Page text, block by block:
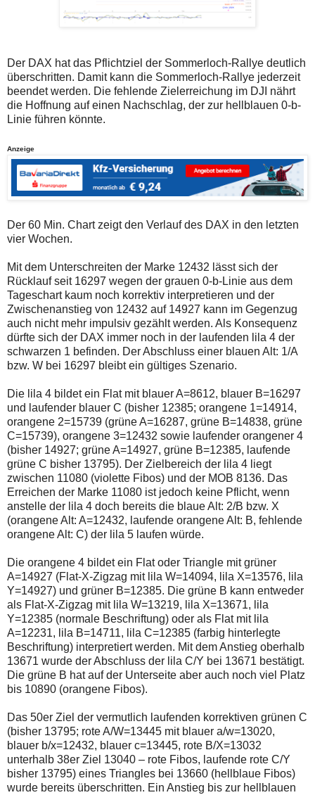
Verstösse
oder
ein
Missbrauch
der
Kommentarfunktion
sein.
Sie
Ihre
Browsereinstellungen
oder
Ihre
und
versuchen
Sie
zu
einem
späteren
Zeitpunkt
noch
einmal.
Sollte
das
Problem
weiterbestehen
ich
um
Kontaktaufnahme
per
Mail
robbys-
elliottwellen@online.de.
Bis
zur
Lösung
des
Problems
sind
die
auf
der
Plattform
wallstreet-
online.de
verfügbar.
auf
der
Plattform
wallstreet-
online.de
verfügbar.
Der DAX hat das Pflichtziel der Sommerloch-Rallye deutlich
überschritten. Damit kann die Sommerloch-Rallye jederzeit
beendet werden. Die fehlende Zielerreichung im DJI nährt
die Hoffnung auf einen Nachschlag, der zur hellblauen 0-b-
Linie führen könnte.
Anzeige
Der 60 Min. Chart zeigt den Verlauf des DAX in den letzten
vier Wochen.
Mit dem Unterschreiten der Marke 12432 lässt sich der
Rücklauf seit 16297 wegen der grauen 0-b-Linie aus dem
Tageschart kaum noch korrektiv interpretieren und der
Zwischenanstieg von 12432 auf 14927 kann im Gegenzug
auch nicht mehr impulsiv gezählt werden. Als Konsequenz
dürfte sich der DAX immer noch in der laufenden lila 4 der
schwarzen 1 befinden. Der Abschluss einer blauen Alt: 1/A
bzw. W bei 16297 bleibt ein gültiges Szenario.
Die lila 4 bildet ein Flat mit blauer A=8612, blauer B=16297
und laufender blauer C (bisher 12385; orangene 1=14914,
orangene 2=15739 (grüne A=16287, grüne B=14838, grüne
C=15739), orangene 3=12432 sowie laufender orangener 4
(bisher 14927; grüne A=14927, grüne B=12385, laufende
grüne C bisher 13795). Der Zielbereich der lila 4 liegt
zwischen 11080 (violette Fibos) und der MOB 8136. Das
Erreichen der Marke 11080 ist jedoch keine Pflicht, wenn
anstelle der lila 4 doch bereits die blaue Alt: 2/B bzw. X
(orangene Alt: A=12432, laufende orangene Alt: B, fehlende
orangene Alt: C) der lila 5 laufen würde.
Die orangene 4 bildet ein Flat oder Triangle mit grüner
A=14927 (Flat-X-Zigzag mit lila W=14094, lila X=13576, lila
Y=14927) und grüner B=12385. Die grüne B kann entweder
als Flat-X-Zigzag mit lila W=13219, lila X=13671, lila
Y=12385 (normale Beschriftung) oder als Flat mit lila
A=12231, lila B=14711, lila C=12385 (farbig hinterlegte
Beschriftung) interpretiert werden. Mit dem Anstieg oberhalb
13671 wurde der Abschluss der lila C/Y bei 13671 bestätigt.
Die grüne B hat auf der Unterseite aber auch noch viel Platz
bis 10890 (orangene Fibos).
Das 50er Ziel der vermutlich laufenden korrektiven grünen C
(bisher 13795; rote A/W=13445 mit blauer a/w=13020,
blauer b/x=12432, blauer c=13445, rote B/X=13032
unterhalb 38er Ziel 13040 – rote Fibos, laufende rote C/Y
bisher 13795) eines Triangles bei 13660 (hellblaue Fibos)
wurde bereits überschritten. Ein Anstieg bis zur hellblauen